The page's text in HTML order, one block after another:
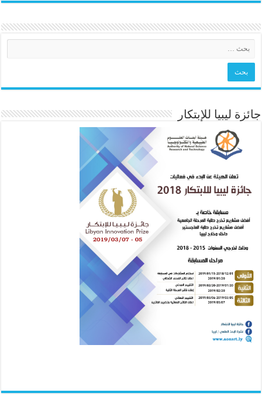
جائزة ليبيا للإبتكار